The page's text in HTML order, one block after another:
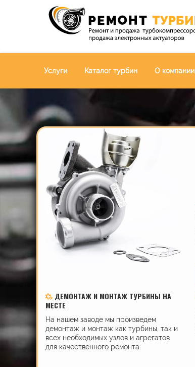
Услуги Каталог турбин О компании
ДЕМОНТАЖ И МОНТАЖ ТУРБИНЫ НА
МЕСТЕ
На нашем заводе мы произведем
демонтаж и монтаж как турбины, так и
всех необходимых узлов и агрегатов
для качественного ремонта.